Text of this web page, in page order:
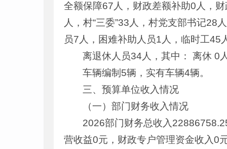
全额保障67人，财政差额补助0人，
人，村“三委”33人，村党支部书记
员7人，困难补助人员1人，临时工45
离退休人员34人，其中： 离休 0
车辆编制5辆，实有车辆4辆。
三、预算单位收入情况
（一）部门财务收入情况
2026部门财务总收入
营收益0元，财政专户管理资金收入0